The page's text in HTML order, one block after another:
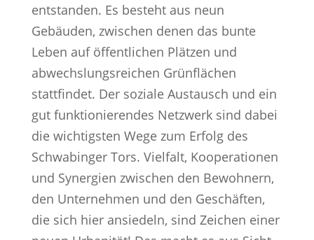
entstanden. Es besteht aus neun
Gebäuden, zwischen denen das bunte
Leben auf öffentlichen Plätzen und
abwechslungsreichen Grünflächen
stattfindet. Der soziale Austausch und ein
gut funktionierendes Netzwerk sind dabei
die wichtigsten Wege zum Erfolg des
Schwabinger Tors. Vielfalt, Kooperationen
und Synergien zwischen den Bewohnern,
den Unternehmen und den Geschäften,
die sich hier ansiedeln, sind Zeichen einer